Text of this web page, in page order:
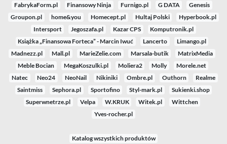
FabrykaForm.pl
Finansowy Ninja Furnigo.pl G DATA
Genesis
Groupon.pl
home&you Homecept.pl Hultaj Polski
Hyperbook.pl
Intersport
Jegoszafa.pl Kazar CPS
Komputronik.pl
Książka „Finansowa Forteca” - Marcin Iwuć
Lancerto
Limango.pl
Madnezz.pl
Mall.pl MarieZelie.com Marsala-butik
MatrixMedia
Meble Bocian
MegaKoszulki.pl Moliera2 Molly
Morele.net
Natec
Neo24 NeoNail Nikiniki Ombre.pl Outhorn
Realme
Saintmiss
Sephora.pl Sportofino Styl-mark.pl
Sukienki.shop
Superwnetrze.pl
Velpa W.KRUK Witek.pl
Wittchen
Yves-rocher.pl
Katalog wszystkich produktów